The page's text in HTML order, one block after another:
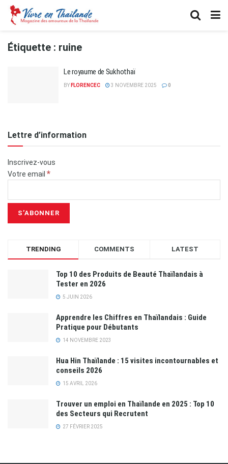
Étiquette : ruine
Le royaume de Sukhothaï
BY FLORENCEC 3 NOVEMBRE 2025 0
Lettre d’information
Inscrivez-vous
Votre email *
TRENDING COMMENTS LATEST
Top 10 des Produits de Beauté Thaïlandais à
Tester en 2026
5 JUIN 2026
Apprendre les Chiffres en Thaïlandais : Guide
Pratique pour Débutants
14 NOVEMBRE 2023
Hua Hin Thaïlande : 15 visites incontournables et
conseils 2026
15 AVRIL 2026
Trouver un emploi en Thaïlande en 2025 : Top 10
des Secteurs qui Recrutent
27 FÉVRIER 2025